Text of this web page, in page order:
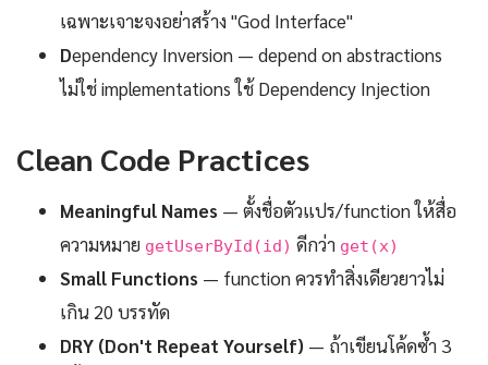
เฉพาะเจาะจงอย่าสร้าง "God Interface"
Dependency Inversion — depend on abstractions
ไม่ใช่ implementations ใช้ Dependency Injection
Clean Code Practices
Meaningful Names — ตั้งชื่อตัวแปร/function ให้สื่อ
ความหมาย getUserById(id) ดีกว่า get(x)
Small Functions — function ควรทำสิ่งเดียวยาวไม่
เกิน 20 บรรทัด
DRY (Don't Repeat Yourself) — ถ้าเขียนโค้ดซ้ำ 3